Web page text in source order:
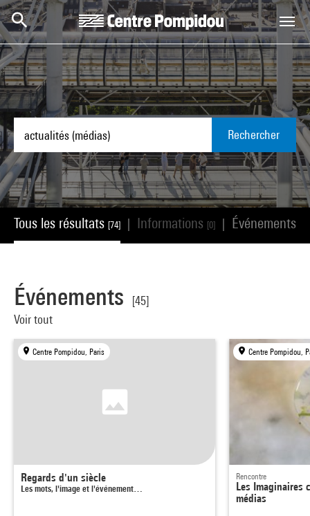
Aller au contenu principal
Centre Pompidou
Rechercher
Tous les résultats [74] Informations [0] Événements
Événements
[45]
Voir tout
Centre Pompidou, Paris
Regards d'un siècle
Les mots, l'image et l'événement…
Centre Pompidou,
Rencontre
Les Imaginaires
médias